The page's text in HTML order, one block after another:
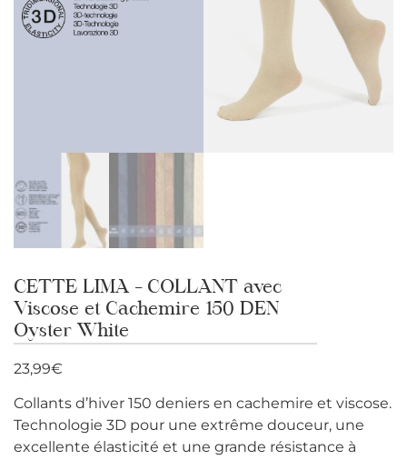
CETTE LIMA – COLLANT avec
Viscose et Cachemire 150 DEN
Oyster White
23,99€
Collants d’hiver 150 deniers en cachemire et viscose.
Technologie 3D pour une extrême douceur, une
excellente élasticité et une grande résistance à